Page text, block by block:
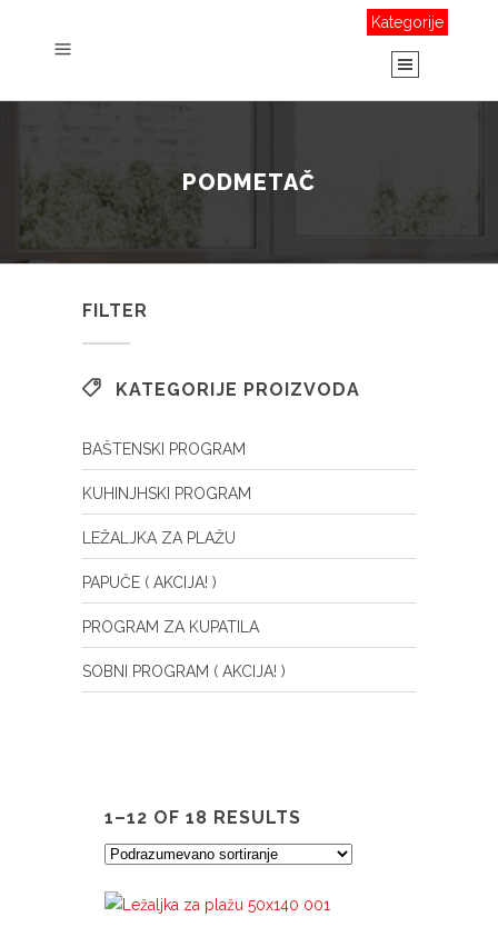
Kategorije
PODMETAČ
FILTER
KATEGORIJE PROIZVODA
BAŠTENSKI PROGRAM
KUHINJHSKI PROGRAM
LEŽALJKA ZA PLAŽU
PAPUČE ( AKCIJA! )
PROGRAM ZA KUPATILA
SOBNI PROGRAM ( AKCIJA! )
1–12 OF 18 RESULTS